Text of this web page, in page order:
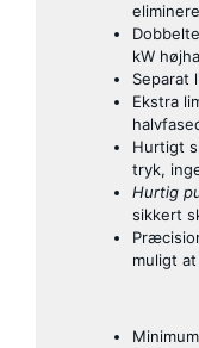
kW
Separat
Ekstra
Hurtigt
tryk,
Hurtig
sikkert
muligt